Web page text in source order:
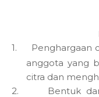
1.
Penghargaan
anggota yang
citra dan
2.
Bentuk